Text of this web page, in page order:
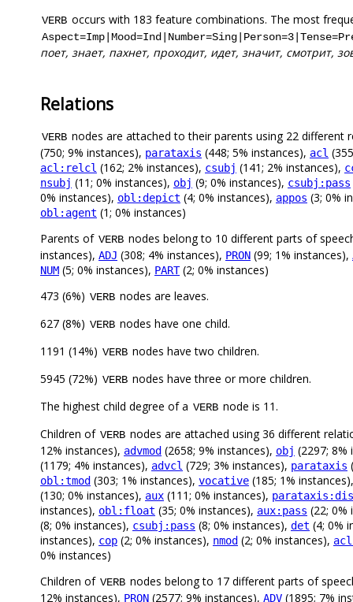
VERB occurs with 183 feature combinations. The most
поет, знает, пахнет, проходит, идет, значит, смотрит,
Relations
VERB nodes are attached to their parents using 22 different
(750; 9% instances), parataxis (448; 5% instances), acl
acl:relcl (162; 2% instances), csubj (141; 2% instances),
nsubj (11; 0% instances), obj (9; 0% instances), csubj:pass
0% instances), obl:depict (4; 0% instances), appos (3; 0%
obl:agent (1; 0% instances)
Parents of VERB nodes belong to 10 different parts of
instances), ADJ (308; 4% instances), PRON (99; 1% instances),
NUM (5; 0% instances), PART(2; 0% instances)
473 (6%) VERB nodes are leaves.
627 (8%) VERB nodes have one child.
1191 (14%) VERB nodes have two children.
5945 (72%) VERB nodes have three or more children.
The highest child degree of a VERB node is 11.
Children of VERB nodes are attached using 36 different
12% instances), advmod (2658; 9% instances), obj (2297;
(1179; 4% instances), advcl (729; 3% instances), parataxis
obl:tmod (303; 1% instances), vocative (185; 1%
(130; 0% instances), aux (111; 0% instances),
instances), obl:float (35; 0% instances), aux:pass (22;
(8; 0% instances), csubj:pass (8; 0% instances), det (4; 0%
instances), cop (2; 0% instances), nmod (2; 0% instances),
0% instances)
Children of VERB nodes belong to 17 different parts of
12% instances), PRON (2577; 9% instances), ADV (1895; 7%